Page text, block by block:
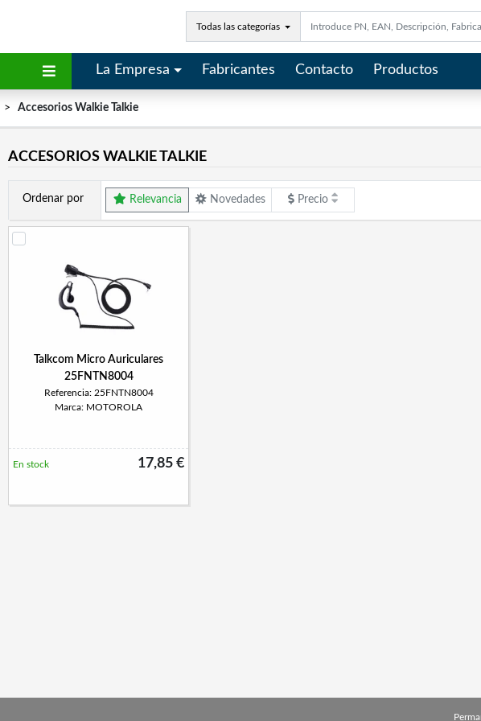
Todas las categorías
La Empresa Fabricantes Contacto Productos
Accesorios Walkie Talkie
ACCESORIOS WALKIE TALKIE
Ordenar por Relevancia Novedades Precio
Talkcom Micro Auriculares
25FNTN8004
Referencia: 25FNTN8004
Marca: MOTOROLA
17,85 €
En stock